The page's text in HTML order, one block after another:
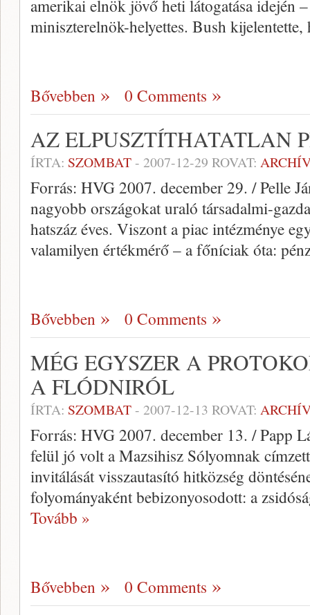
amerikai elnök jövő heti látogatása idején
miniszterelnök-helyettes. Bush
Bővebben 0 Comments
AZ ELPUSZTÍTHATATLAN
ÍRTA: SZOMBAT- 2007-12-29 ROVAT:
Forrás: HVG 2007. december 29. / Pelle
nagyobb országokat uraló társadalmi-
hatszáz éves. Viszont a piac intézménye
valamilyen értékmérő – a főníciak óta:
Bővebben 0 Comments
MÉG EGYSZER A
A FLÓDNIRÓL
ÍRTA: SZOMBAT- 2007-12-13 ROVAT:
Forrás: HVG 2007. december 13. / Papp
felül jó volt a Mazsihisz Sólyomnak
invitálását visszautasító hitközség
folyományaként bebizonyosodott: a
Tovább »
Bővebben 0 Comments